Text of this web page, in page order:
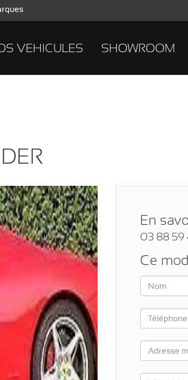
VEHICULES SHOWROOM
En
03 88 59
Ce